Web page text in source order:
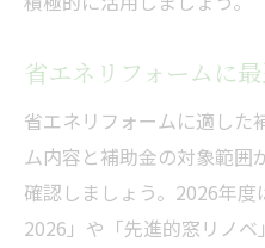
省エネリフォームに
省エネリフォームに適した
ム内容と補助金の対象範囲
確認しましょう。2026年
2026」や「先進的窓リノ